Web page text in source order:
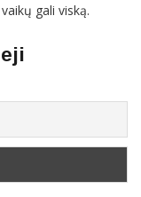
gali viską.